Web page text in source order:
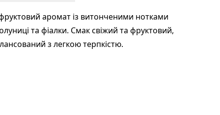
аромат із витонченими нотками
та фіалки. Смак свіжий та фруктовий,
з легкою терпкістю.